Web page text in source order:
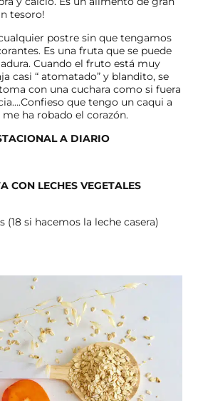
tesoro!
postre sin que tengamos
Es una fruta que se puede
Cuando el fruto está muy
casi “ atomatado” y blandito, se
con una cuchara como si fuera
que tengo un caqui a
ha robado el corazón.
A DIARIO
CON LECHES VEGETALES
(18 si hacemos la leche casera)